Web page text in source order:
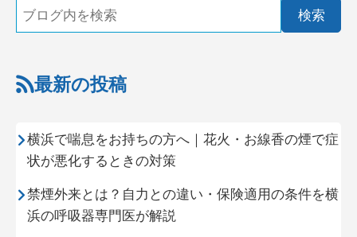
最新の投稿
横浜で喘息をお持ちの方へ｜花火・お線香の煙で症
状が悪化するときの対策
禁煙外来とは？自力との違い・保険適用の条件を横
浜の呼吸器専門医が解説